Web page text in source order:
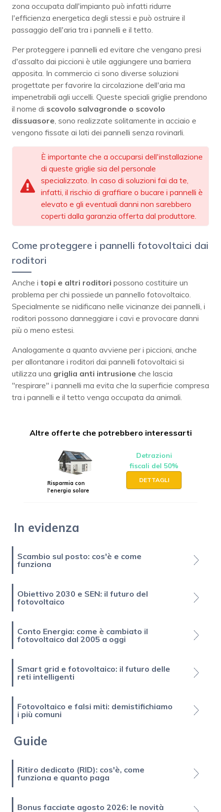
zona occupata dall'impianto può infatti ridurre
l'efficienza energetica degli stessi e può ostruire il
passaggio dell'aria tra i pannelli e il tetto.
Per proteggere i pannelli ed evitare che vengano presi
d'assalto dai piccioni è utile aggiungere una barriera
apposita. In commercio ci sono diverse soluzioni
progettate per favorire la circolazione dell'aria ma
impenetrabili agli uccelli. Queste speciali griglie prendono
il nome di scovolo salvagronde o scovolo
dissuasore , sono realizzate solitamente in acciaio e
vengono fissate ai lati dei pannelli senza rovinarli.
È importante che a occuparsi dell'installazione
di queste griglie sia del personale
specializzato. In caso di soluzioni fai da te,
infatti, il rischio di graffiare o bucare i pannelli è
elevato e gli eventuali danni non sarebbero
coperti dalla garanzia offerta dal produttore.
Come proteggere i pannelli fotovoltaici dai
roditori
Anche i topi e altri roditori possono costituire un
problema per chi possiede un pannello fotovoltaico.
Specialmente se nidificano nelle vicinanze dei pannelli, i
roditori possono danneggiare i cavi e provocare danni
più o meno estesi.
Analogamente a quanto avviene per i piccioni, anche
per allontanare i roditori dai pannelli fotovoltaici si
utilizza una griglia anti intrusione che lascia
"respirare" i pannelli ma evita che la superficie compresa
tra i pannelli e il tetto venga occupata da animali.
Altre offerte che potrebbero interessarti
Risparmia con
l'energia solare
Detrazioni
fiscali del 50%
DETTAGLI
In evidenza
Scambio sul posto: cos'è e come
funziona
Obiettivo 2030 e SEN: il futuro del
fotovoltaico
Conto Energia: come è cambiato il
fotovoltaico dal 2005 a oggi
Smart grid e fotovoltaico: il futuro delle
reti intelligenti
Fotovoltaico e falsi miti: demistifichiamo
i più comuni
Guide
Ritiro dedicato (RID): cos'è, come
funziona e quanto paga
Bonus facciate agosto 2026: le novità